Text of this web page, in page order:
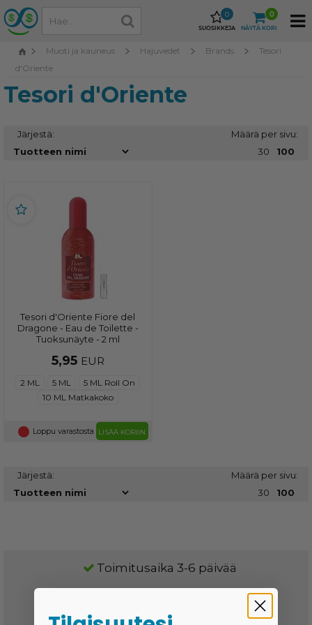
SUOSIKKEJA
0
NÄYTÄ KORI
0
Muoti ja kauneus Hajuvedet Brands
Tesori
d'Oriente
Tesori d'Oriente
Järjestä:
Määrä per sivu:
30
100
Tesori d'Oriente Fiore del
Dragone - Eau de Toilette -
Tuoksunäyte - 2 ml
5,95 EUR
2 ML 5 ML
5 ML Roll On
10 ML Matkakoko
Loppu varastosta LISÄÄ KORIIN
Järjestä:
Määrä per sivu:
30
100
Toimitusaika 3-6 päivää